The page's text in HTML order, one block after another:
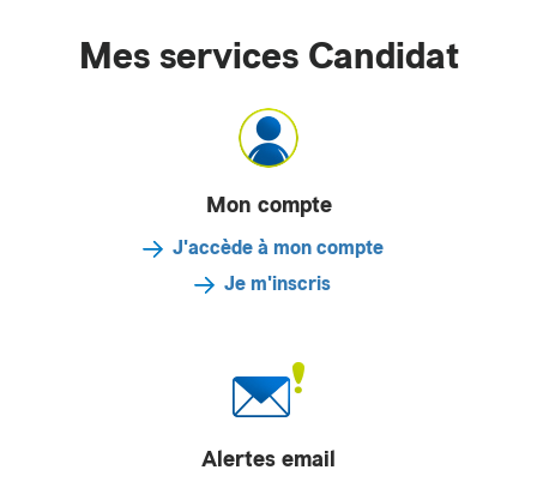
Mes services Candidat
Mon compte
J'accède à mon compte
Je m'inscris
Alertes email